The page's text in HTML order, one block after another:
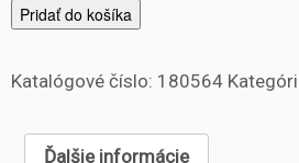
m
n
ž
Pridať do košíka
Katalógové číslo: 180564
Ďalšie informácie